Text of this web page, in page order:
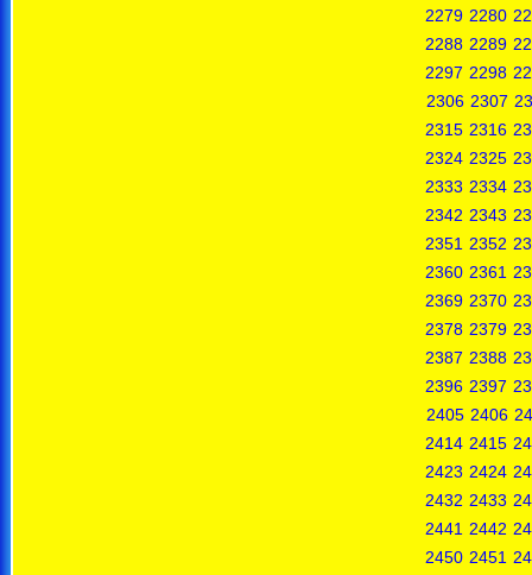
2279 2280
2288 2289
2297 2298
2306 2307
2315 2316
2324 2325
2333 2334
2342 2343
2351 2352
2360 2361
2369 2370
2378 2379
2387 2388
2396 2397
2405 2406
2414 2415
2423 2424
2432 2433
2441 2442
2450 2451